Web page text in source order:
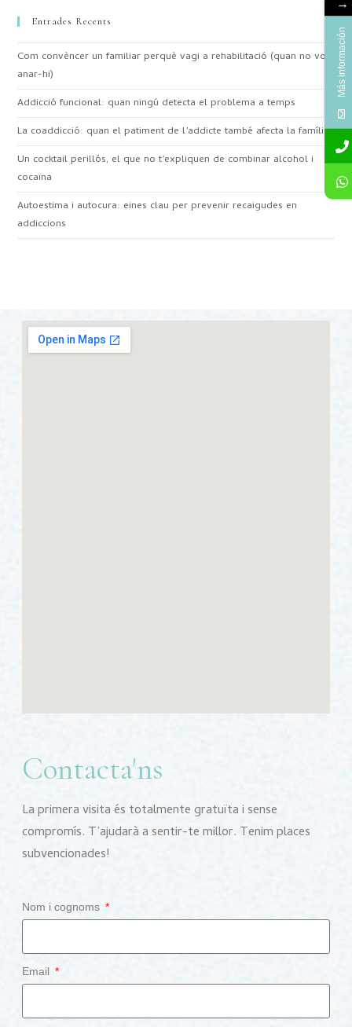
Entrades Recents
Com convèncer un familiar perquè vagi a rehabilitació (quan no vol
anar-hi)
Addicció funcional: quan ningú detecta el problema a temps
La coaddicció: quan el patiment de l’addicte també afecta la família
Un cocktail perillós, el que no t’expliquen de combinar alcohol i
cocaïna
Autoestima i autocura: eines clau per prevenir recaigudes en
addiccions
Contacta'ns
La primera visita és totalmente gratuïta i sense
compromís. T’ajudarà a sentir-te millor. Tenim places
subvencionades!
Nom i cognoms
Email
→
Más información